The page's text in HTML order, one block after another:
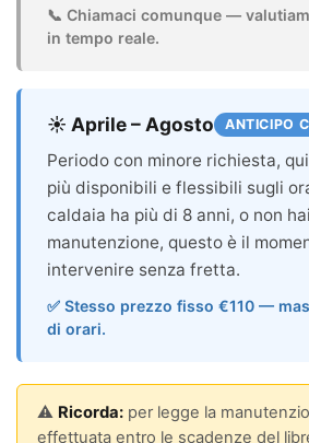
📞 Chiamaci comunque —
in tempo reale.
☀️ Aprile – Agosto ANTICIPO
Periodo con minore richiesta,
più disponibili e flessibili sugli
caldaia ha più di 8 anni, o non
manutenzione, questo è il
intervenire senza fretta.
✅ Stesso prezzo fisso €110 —
di orari.
⚠️ Ricorda: per legge la
effettuata entro le scadenze del